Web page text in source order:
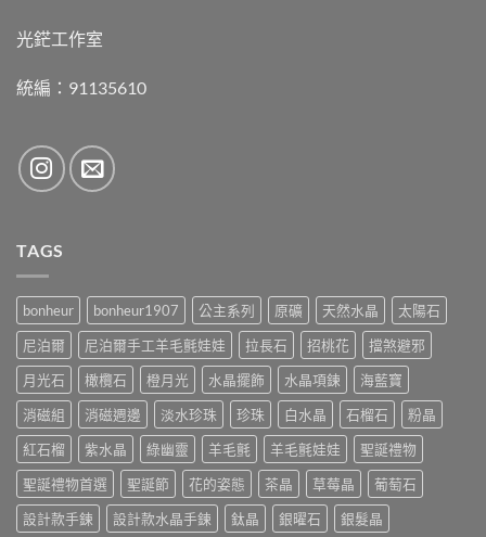
光鋩工作室
統編：91135610
TAGS
bonheur bonheur1907 公主系列 原礦 天然水晶
太陽石
尼泊爾
尼泊爾手工羊毛氈娃娃 拉長石 招桃花
擋煞避邪
月光石
橄欖石 橙月光 水晶擺飾 水晶項鍊
海藍寶
消磁組
消磁週邊 淡水珍珠 珍珠 白水晶 石榴石
粉晶
紅石榴
紫水晶 綠幽靈 羊毛氈 羊毛氈娃娃
聖誕禮物
聖誕禮物首選
聖誕節 花的姿態 茶晶 草莓晶
葡萄石
設計款手鍊
設計款水晶手鍊 鈦晶 銀曜石 銀髮晶